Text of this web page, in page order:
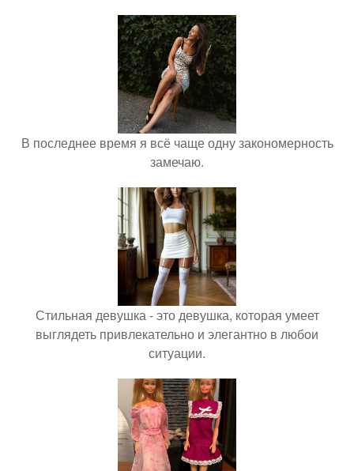
В последнее время я всё чаще одну закономерность
замечаю.
Стильная девушка - это девушка, которая умеет
выглядеть привлекательно и элегантно в любои
ситуации.